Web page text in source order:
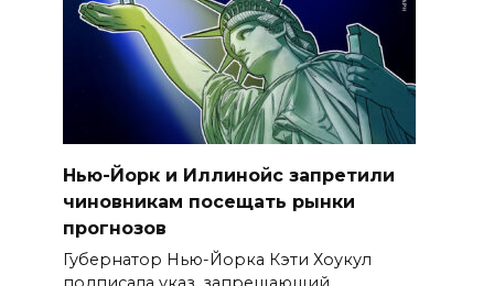
Нью-Йорк и Иллинойс запретили
чиновникам посещать рынки
прогнозов
Губернатор Нью-Йорка Кэти Хоукул